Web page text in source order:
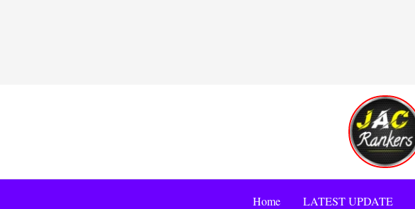
Home LATEST UPDATE